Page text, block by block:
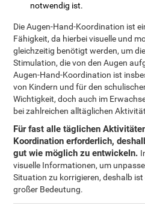
notwendig ist.
Die Augen-Hand-Koordination ist
Fähigkeit, da hierbei visuelle und
gleichzeitig benötigt werden, um
Stimulation, die von den Augen
Augen-Hand-Koordination ist
von Kindern und für den
Wichtigkeit, doch auch im
bei zahlreichen alltäglichen
Für fast alle täglichen
Koordination erforderlich,
gut wie möglich zu entwickeln.
visuelle Informationen, um
Situation zu korrigieren, deshalb
großer Bedeutung.